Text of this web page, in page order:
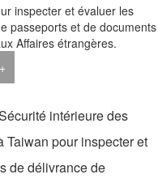
intérieure des
Taiwan pour inspecter et
de délivrance de